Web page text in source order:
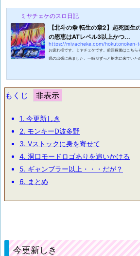
ミヤチェケのスロ日記
【北斗の拳 転生の章2】起死回生
の恩恵はATレベル3以上かつ...
https://miyacheke.com/hokutonoken-
お疲れ様です、ミヤチェケです。前回稼働はこち
県の出張に来ました。一時期ずっと栃木に来ていた
流になりつつあります。それでもスロットブロガー
書きたいなと気まぐれで思ったわ...
もくじ
1. 今更新しき
2. モンキーD波多野
3. Vストックに身を寄せて
4. 洞口モードロゴありを追いかける
5. ギャンブラー以上・・・だが？
6. まとめ
今更新しき